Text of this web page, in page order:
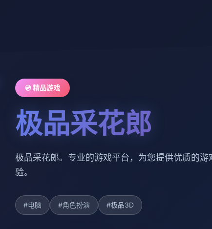
💿 精品游戏
极品采花郎
极品采花郎。专业的游戏平台，为您提供优质的游
验。
#电脑 #角色扮演 #极品3D